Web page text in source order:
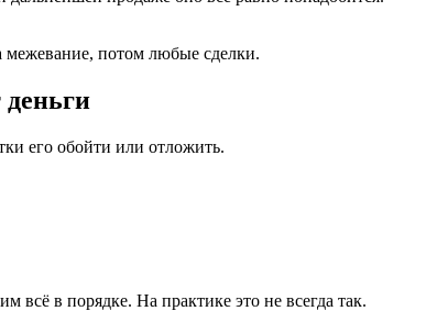
межевание, потом любые сделки.
его обойти или отложить.
всё в порядке. На практике это не всегда так.